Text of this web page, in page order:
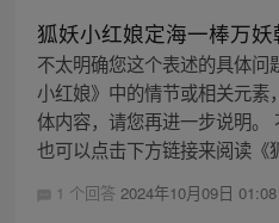
狐妖小红娘定海一棒万妖
不太明确您这个表述的具体
小红娘》中的情节或相关元素
体内容，请您再进一步说明。
也可以点击下方链接来阅读《
1 个回答 2024年10月09日 01:08